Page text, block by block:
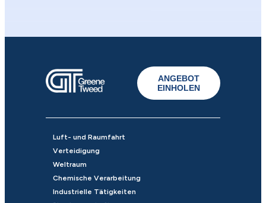
ANGEBOT
EINHOLEN
Luft- und Raumfahrt
Verteidigung
Weltraum
Chemische Verarbeitung
Industrielle Tätigkeiten